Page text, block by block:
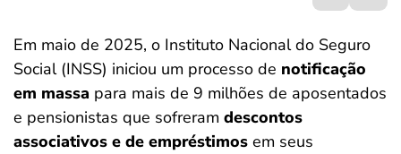
ferramentas
Em maio de 2025, o Instituto Nacional do Seguro
Social (INSS) iniciou um processo de notificação
em massa para mais de 9 milhões de aposentados
e pensionistas que sofreram descontos
associativos e de empréstimos em seus